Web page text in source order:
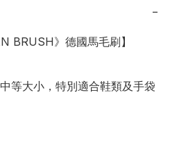
−
BRUSH》德國馬毛刷】
等大小，特別適合鞋類及手袋